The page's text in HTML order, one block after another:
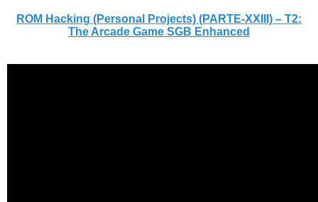
ROM Hacking (Personal Projects) (PARTE-XXIII) – T2:
The Arcade Game SGB Enhanced